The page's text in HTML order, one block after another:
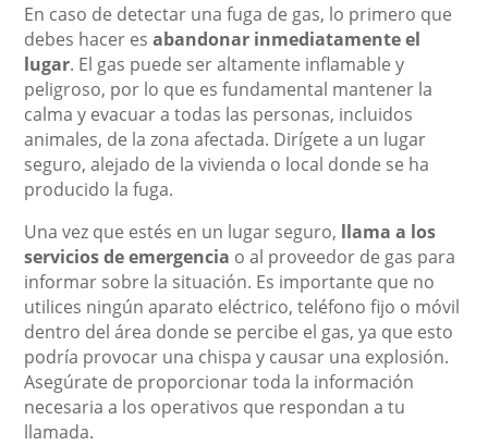
En caso de detectar una fuga de gas, lo primero que
debes hacer esabandonar inmediatamente el
lugar. El gas puede ser altamente inflamable y
peligroso, por lo que es fundamental mantener la
calma y evacuar a todas las personas, incluidos
animales, de la zona afectada. Dirígete a un lugar
seguro, alejado de la vivienda o local donde se ha
producido la fuga.
Una vez que estés en un lugar seguro, llama a los
servicios de emergencia o al proveedor de gas para
informar sobre la situación. Es importante que no
utilices ningún aparato eléctrico, teléfono fijo o móvil
dentro del área donde se percibe el gas, ya que esto
podría provocar una chispa y causar una explosión.
Asegúrate de proporcionar toda la información
necesaria a los operativos que respondan a tu
llamada.